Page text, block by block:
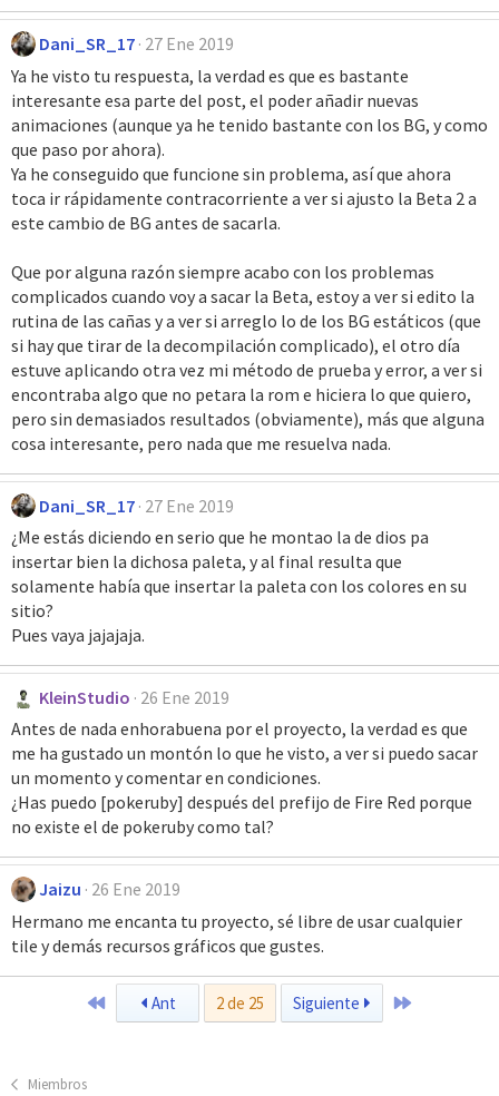
Dani_SR_17 27 Ene 2019
Ya he visto tu respuesta, la verdad es que es bastante
interesante esa parte del post, el poder añadir nuevas
animaciones (aunque ya he tenido bastante con los BG, y como
que paso por ahora).
Ya he conseguido que funcione sin problema, así que ahora
toca ir rápidamente contracorriente a ver si ajusto la Beta 2 a
este cambio de BG antes de sacarla.
Que por alguna razón siempre acabo con los problemas
complicados cuando voy a sacar la Beta, estoy a ver si edito la
rutina de las cañas y a ver si arreglo lo de los BG estáticos (que
si hay que tirar de la decompilación complicado), el otro día
estuve aplicando otra vez mi método de prueba y error, a ver si
encontraba algo que no petara la rom e hiciera lo que quiero,
pero sin demasiados resultados (obviamente), más que alguna
cosa interesante, pero nada que me resuelva nada.
Dani_SR_17 27 Ene 2019
¿Me estás diciendo en serio que he montao la de dios pa
insertar bien la dichosa paleta, y al final resulta que
solamente había que insertar la paleta con los colores en su
sitio?
Pues vaya jajajaja.
KleinStudio 26 Ene 2019
Antes de nada enhorabuena por el proyecto, la verdad es que
me ha gustado un montón lo que he visto, a ver si puedo sacar
un momento y comentar en condiciones.
¿Has puedo [pokeruby] después del prefijo de Fire Red porque
no existe el de pokeruby como tal?
Jaizu 26 Ene 2019
Hermano me encanta tu proyecto, sé libre de usar cualquier
tile y demás recursos gráficos que gustes.
PrimeroAnt 2 de 25 Siguiente Último
Miembros